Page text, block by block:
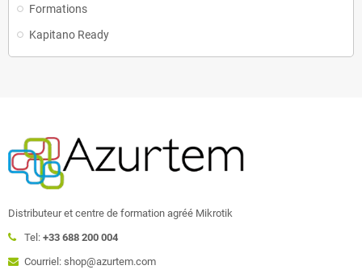
Formations
Kapitano Ready
Distributeur et centre de formation agréé Mikrotik
Tel: +33 688 200 004
Courriel: shop@azurtem.com